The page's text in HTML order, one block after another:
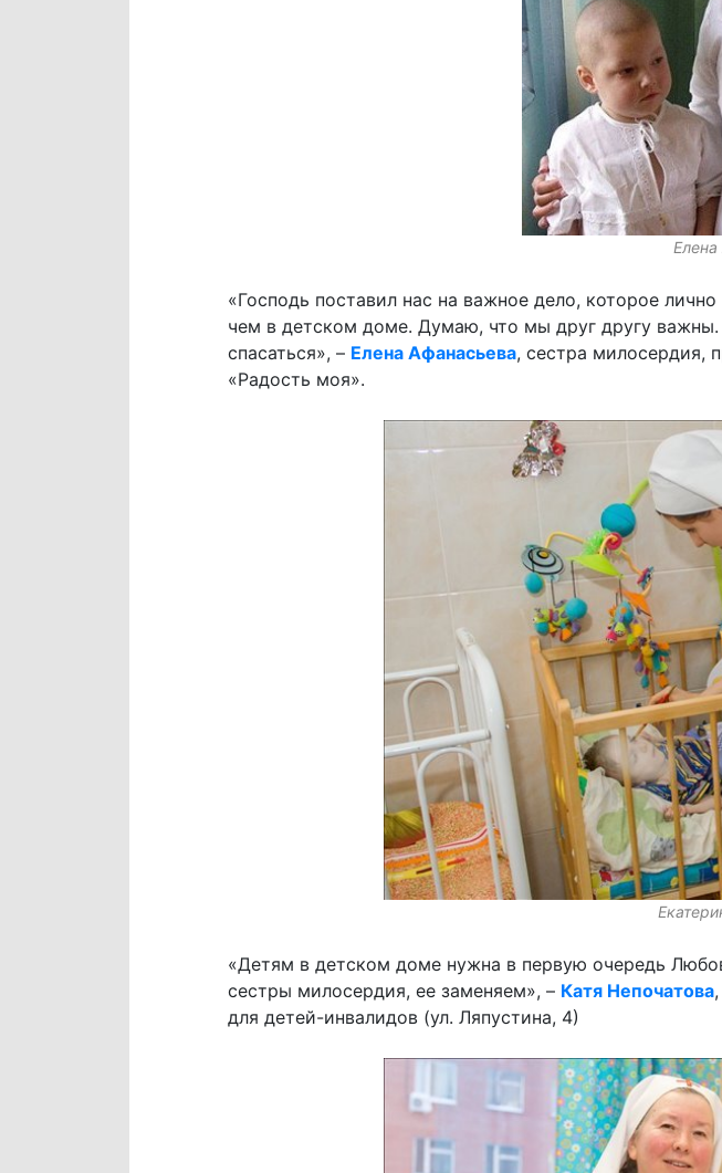
«Господь поставил нас на важное дело, которое
чем в детском доме. Думаю, что мы друг другу
спасаться», – Елена Афанасьева, сестра милосердия,
«Радость моя».
«Детям в детском доме нужна в первую очередь
сестры милосердия, ее заменяем», – Катя Непочатова
для детей-инвалидов (ул. Ляпустина, 4)